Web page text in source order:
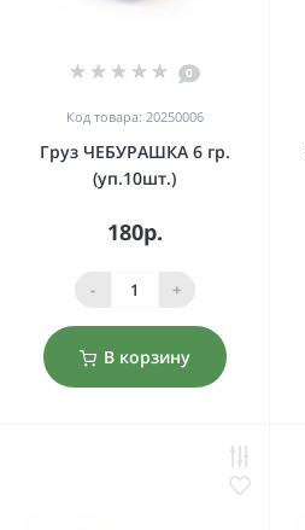
0
Код товара: 20250006
Груз ЧЕБУРАШКА 6 гр.
(уп.10шт.)
180р.
- +
В корзину